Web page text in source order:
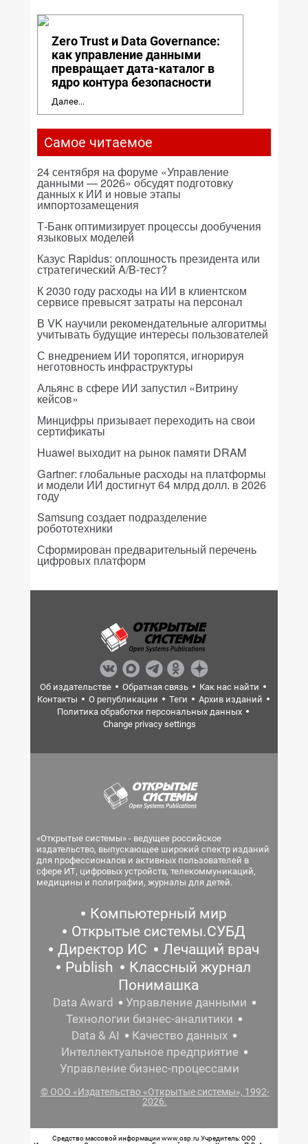
Zero Trust и Data Governance:
как управление данными
превращает дата-каталог в
ядро контура безопасности
Далее...
Самое читаемое
24 сентября на форуме «Управление
данными — 2026» обсудят подготовку
данных к ИИ и новые этапы
импортозамещения
Т-Банк оптимизирует процессы дообучения
языковых моделей
Казус Rapidus: оплошность президента или
стратегический A/B-тест?
К 2030 году расходы на ИИ в клиентском
сервисе превысят затраты на персонал
В VK научили рекомендательные алгоритмы
учитывать будущие интересы пользователей
С внедрением ИИ торопятся, игнорируя
неготовность инфраструктуры
Альянс в сфере ИИ запустил «Витрину
кейсов»
Минцифры призывает переходить на свои
сертификаты
Huawei выходит на рынок памяти DRAM
Gartner: глобальные расходы на платформы
и модели ИИ достигнут 64 млрд долл. в 2026
году
Samsung создает подразделение
робототехники
Сформирован предварительный перечень
цифровых платформ
Об издательстве Обратная связь
Как нас найти
Контакты
О републикации Теги
Архив изданий
Политика обработки персональных данных
Change privacy settings
«Открытые системы» - ведущее российское
издательство, выпускающее широкий спектр изданий
для профессионалов и активных пользователей в
сфере ИТ, цифровых устройств, телекоммуникаций,
медицины и полиграфии, журналы для детей.
Компьютерный мир
Открытые системы.СУБД
Директор ИС
Лечащий врач
Publish
Классный журнал
Понимашка
Data Award
Управление данными
Технологии бизнес-аналитики
Data & AI
Качество данных
Интеллектуальное предприятие
Управление бизнес-процессами
© ООО «Издательство «Открытые системы», 1992-
2026.
Средство массовой информации www.osp.ru Учредитель: ООО